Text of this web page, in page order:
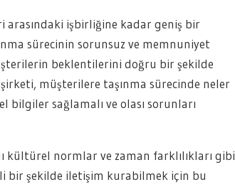
işbirliğine kadar geniş bir
sürecinin sorunsuz ve memnuniyet
beklentilerini doğru bir şekilde
müşterilere taşınma sürecinde neler
bilgiler sağlamalı ve olası sorunları
kültürel normlar ve zaman farklılıkları gibi
şekilde iletişim kurabilmek için bu